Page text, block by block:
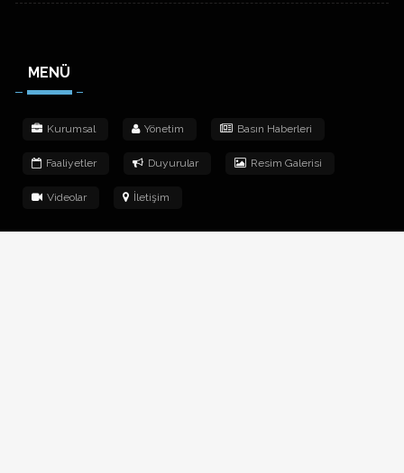
MENÜ
Kurumsal Yönetim Basın Haberleri
Faaliyetler Duyurular Resim Galerisi
Videolar İletişim